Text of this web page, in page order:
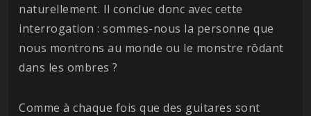
naturellement. Il conclue donc avec cette
interrogation : sommes-nous la personne que
nous montrons au monde ou le monstre rôdant
dans les ombres ?
Comme à chaque fois que des guitares sont